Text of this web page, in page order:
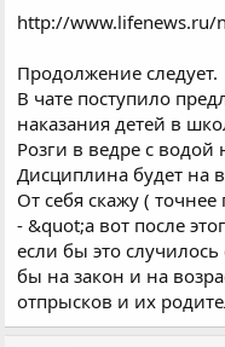
http://www.lifenews.ru/
Продолжение следует.
В чате поступило
наказания детей в
Розги в ведре с водой
Дисциплина будет на
От себя скажу (
- &quot;а вот после
если бы это
бы на закон и на
отпрысков и их